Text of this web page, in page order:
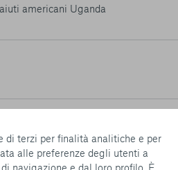
di terzi per finalità analitiche e per
alle preferenze degli utenti a
navigazione e dal loro profilo. È
americani Uganda